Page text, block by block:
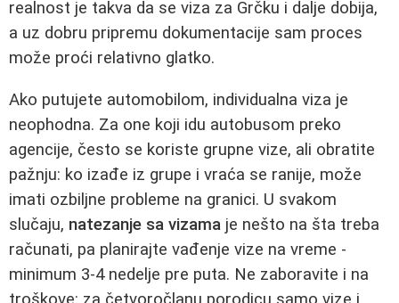
realnost je takva da se viza za Grčku i dalje dobija,
a uz dobru pripremu dokumentacije sam proces
može proći relativno glatko.
Ako putujete automobilom, individualna viza je
neophodna. Za one koji idu autobusom preko
agencije, često se koriste grupne vize, ali obratite
pažnju: ko izađe iz grupe i vraća se ranije, može
imati ozbiljne probleme na granici. U svakom
slučaju, natezanje sa vizama je nešto na šta treba
računati, pa planirajte vađenje vize na vreme -
minimum 3-4 nedelje pre puta. Ne zaboravite i na